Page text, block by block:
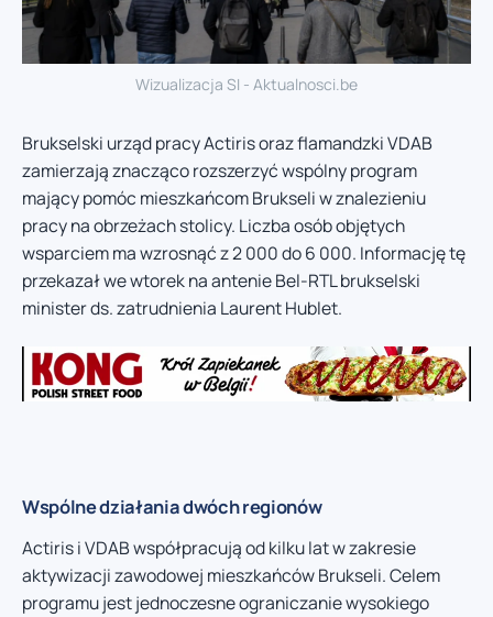
Wizualizacja SI - Aktualnosci.be
Brukselski urząd pracy Actiris oraz flamandzki VDAB
zamierzają znacząco rozszerzyć wspólny program
mający pomóc mieszkańcom Brukseli w znalezieniu
pracy na obrzeżach stolicy. Liczba osób objętych
wsparciem ma wzrosnąć z 2 000 do 6 000. Informację tę
przekazał we wtorek na antenie Bel-RTL brukselski
minister ds. zatrudnienia Laurent Hublet.
Wspólne działania dwóch regionów
Actiris i VDAB współpracują od kilku lat w zakresie
aktywizacji zawodowej mieszkańców Brukseli. Celem
programu jest jednoczesne ograniczanie wysokiego